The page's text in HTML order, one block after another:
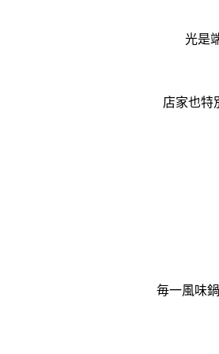
光是
店家也特
毎一風味